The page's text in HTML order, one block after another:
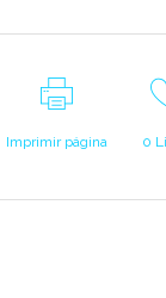
Imprimir página 0